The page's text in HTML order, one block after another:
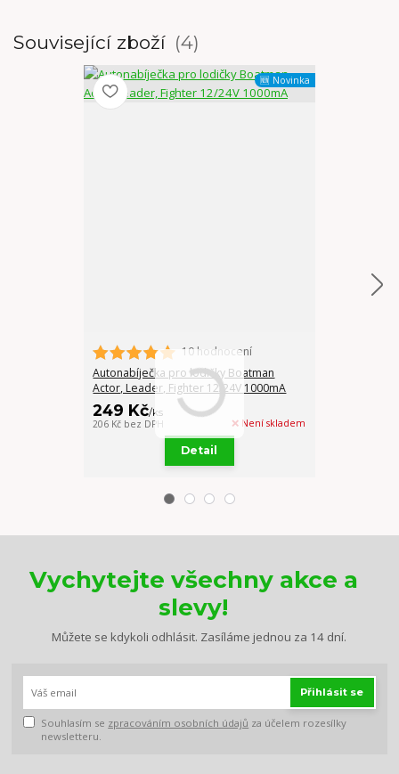
Související zboží 4
🆕 Novinka
10 hodnocení
Autonabíječka pro lodičky Boatman
Actor, Leader, Fighter 12/24V 1000mA
249 Kč/ks
206 Kč bez DPH ❌ Není skladem
Detail
Vychytejte všechny akce a
slevy!
Můžete se kdykoli odhlásit. Zasíláme jednou za 14 dní.
Přihlásit se
Souhlasím se zpracováním osobních údajů za účelem rozesílky
newsletteru.